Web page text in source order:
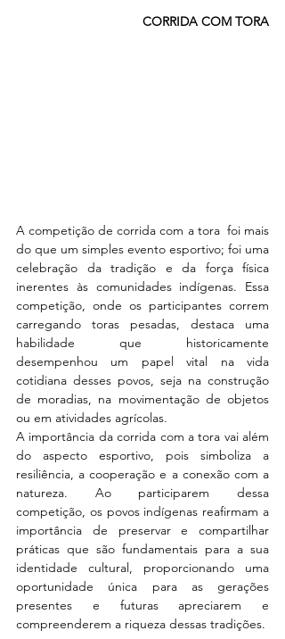
CORRIDA COM TORA
A competição de corrida com a tora  foi mais
do que um simples evento esportivo; foi uma
celebração da tradição e da força física
inerentes às comunidades indígenas. Essa
competição, onde os participantes correm
carregando toras pesadas, destaca uma
habilidade que historicamente
desempenhou um papel vital na vida
cotidiana desses povos, seja na construção
de moradias, na movimentação de objetos
ou em atividades agrícolas.
A importância da corrida com a tora vai além
do aspecto esportivo, pois simboliza a
resiliência, a cooperação e a conexão com a
natureza. Ao participarem dessa
competição, os povos indígenas reafirmam a
importância de preservar e compartilhar
práticas que são fundamentais para a sua
identidade cultural, proporcionando uma
oportunidade única para as gerações
presentes e futuras apreciarem e
compreenderem a riqueza dessas tradições.